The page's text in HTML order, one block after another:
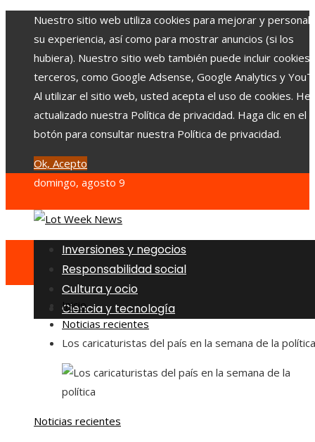
Nuestro sitio web utiliza cookies para mejorar y
su experiencia, así como para mostrar anuncios (si los
hubiera). Nuestro sitio web también puede incluir cookies
terceros, como Google Adsense, Google Analytics y
Al utilizar el sitio web, usted acepta el uso de cookies.
actualizado nuestra Política de privacidad. Haga clic en el
botón para consultar nuestra Política de privacidad.
Ok, Acepto
domingo, agosto 9
Inversiones y negocios
Responsabilidad social
Cultura y ocio
Ciencia y tecnología
Inicio
Noticias recientes
Los caricaturistas del país en la semana de la política
Noticias recientes